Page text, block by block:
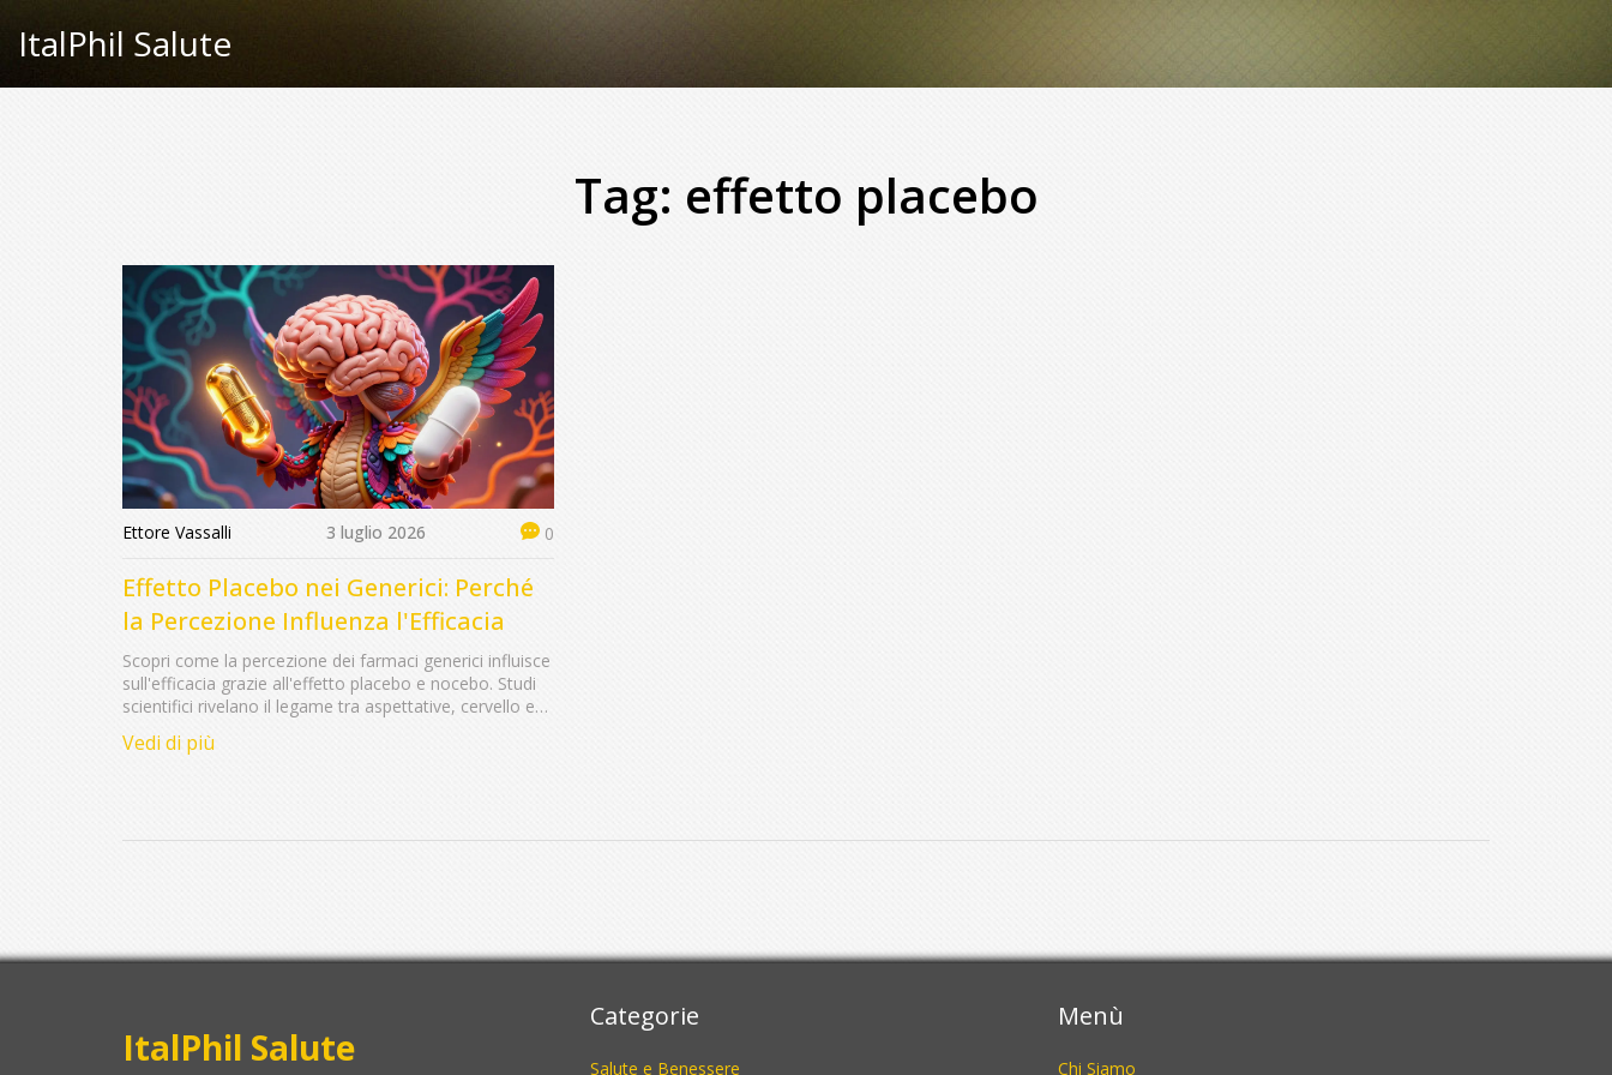
ItalPhil Salute
Tag: effetto placebo
Ettore Vassalli 3 luglio 2026 0
Effetto Placebo nei Generici: Perché
la Percezione Influenza l'Efficacia
Scopri come la percezione dei farmaci generici influisce
sull'efficacia grazie all'effetto placebo e nocebo. Studi
scientifici rivelano il legame tra aspettative, cervello e
Vedi di più
ItalPhil Salute
Categorie
Salute e Benessere
Menù
Chi Siamo